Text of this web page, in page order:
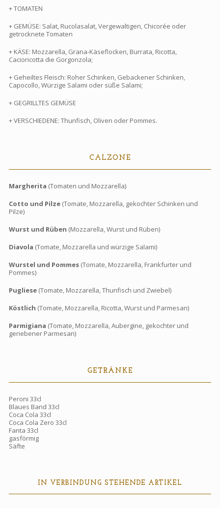
+ TOMATEN
+ GEMÜSE: Salat, Rucolasalat, Vergewaltigen, Chicorée oder
getrocknete Tomaten
+ KÄSE: Mozzarella, Grana-Käseflocken, Burrata, Ricotta,
Cacioricotta die Gorgonzola;
+ Geheiltes Fleisch: Roher Schinken, Gebackener Schinken,
Capocollo, Würzige Salami oder süße Salami;
+ GEGRILLTES GEMÜSE
+ VERSCHIEDENE: Thunfisch, Oliven oder Pommes.
CALZONE
Margherita (Tomaten und Mozzarella)
Cotto und Pilze(Tomate, Mozzarella, gekochter Schinken und
Pilze)
Wurst und Rüben (Mozzarella, Wurst und Rüben)
Diavola (Tomate, Mozzarella und würzige Salami)
Wurstel und Pommes(Tomate, Mozzarella, Frankfurter und
Pommes)
Pugliese(Tomate, Mozzarella, Thunfisch und Zwiebel)
Köstlich (Tomate, Mozzarella, Ricotta, Wurst und Parmesan)
Parmigiana (Tomate, Mozzarella, Aubergine, gekochter und
geriebener Parmesan)
GETRÄNKE
Peroni 33cl
Blaues Band 33cl
Coca Cola 33cl
Coca Cola Zero 33cl
Fanta 33cl
gasförmig
Säfte
IN VERBINDUNG STEHENDE ARTIKEL